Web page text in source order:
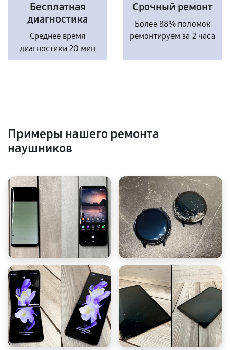
Бесплатная
диагностика
Среднее время
диагностики 20 мин
Срочный ремонт
Более 88% поломок
ремонтируем за 2 часа
Примеры нашего ремонта
наушников